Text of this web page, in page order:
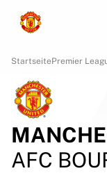
StartseitePremier
AFC